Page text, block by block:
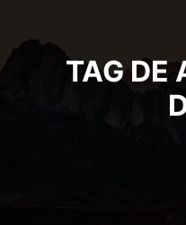
TAG DE